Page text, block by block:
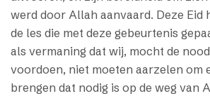
werd door Allah aanvaard. Deze Eid
de les die met deze gebeurtenis
als vermaning dat wij, mocht de
voordoen, niet moeten aarzelen om
brengen dat nodig is op de weg van